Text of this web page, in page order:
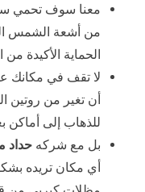
معنا سوف تحمي
من أشعة الشمس
الحماية الأكيدة
لا تقف في مكانك
أن تغير من روتين
للذهاب إلى أماكن
بل مع شركه حداد
أي مكان تريده